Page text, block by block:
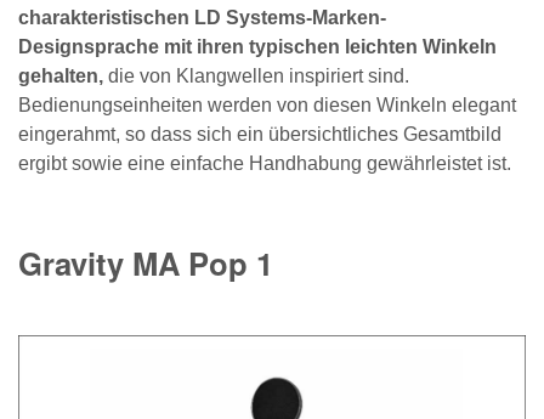
charakteristischen LD Systems-Marken-
Designsprache mit ihren typischen leichten Winkeln
gehalten, die von Klangwellen inspiriert sind.
Bedienungseinheiten werden von diesen Winkeln elegant
eingerahmt, so dass sich ein übersichtliches Gesamtbild
ergibt sowie eine einfache Handhabung gewährleistet ist.
Gravity MA Pop 1